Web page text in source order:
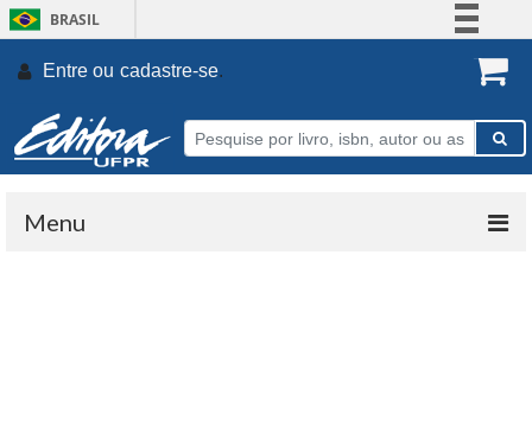
BRASIL
Participe
Entre ou cadastre-se.
Menu